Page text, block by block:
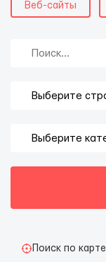
Веб-сайты
Поиск по карте